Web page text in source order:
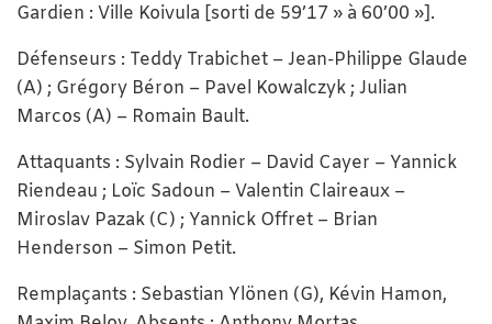
Gardien : Ville Koivula [sorti de 59’17 » à 60’00 »].
Défenseurs : Teddy Trabichet – Jean-Philippe Glaude
(A) ; Grégory Béron – Pavel Kowalczyk ; Julian
Marcos (A) – Romain Bault.
Attaquants : Sylvain Rodier – David Cayer – Yannick
Riendeau ; Loïc Sadoun – Valentin Claireaux –
Miroslav Pazak (C) ; Yannick Offret – Brian
Henderson – Simon Petit.
Remplaçants : Sebastian Ylönen (G), Kévin Hamon,